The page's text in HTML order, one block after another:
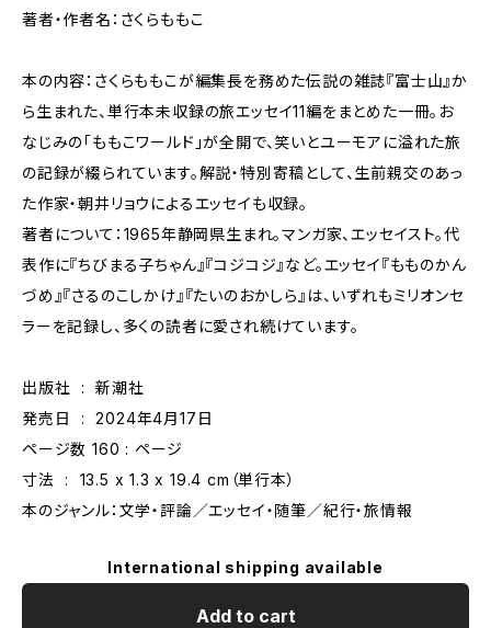
著者・作者名：さくらももこ
本の内容：さくらももこが編集長を務めた伝説の雑誌『富士山』か
ら生まれた、単行本未収録の旅エッセイ11編をまとめた一冊。お
なじみの「ももこワールド」が全開で、笑いとユーモアに溢れた旅
の記録が綴られています。解説・特別寄稿として、生前親交のあっ
た作家・朝井リョウによるエッセイも収録。
著者について：1965年静岡県生まれ。マンガ家、エッセイスト。代
表作に『ちびまる子ちゃん』『コジコジ』など。エッセイ『もものかん
づめ』『さるのこしかけ』『たいのおかしら』は、いずれもミリオンセ
ラーを記録し、多くの読者に愛され続けています。
出版社 ‏ : ‎ 新潮社
発売日 ‏ : ‎ 2024年4月17日
ページ数 ‏ : 160ページ
寸法 ‏ : ‎ 13.5 x 1.3 x 19.4 cm（単行本）
本のジャンル：文学・評論／エッセイ・随筆／紀行・旅情報
International shipping available
Add to cart